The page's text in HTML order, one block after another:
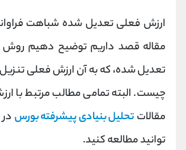
مقاله قصد داریم توضیح دهیم روش
تعدیل شده، که به آن ارزش فعلی
چیست. البته تمامی مطالب مرتبط با
مقالات تحلیل بنیادی پیشرفته بورس
توانید مطالعه کنید.